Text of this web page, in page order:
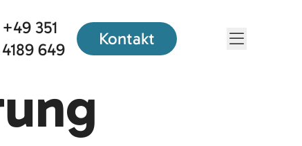
+49 351
4189 649
Kontakt Menü